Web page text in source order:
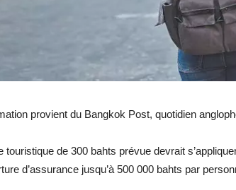
provient du Bangkok Post, quotidien
touristique de 300 bahts prévue devrait
d’assurance jusqu’à 500 000 bahts par